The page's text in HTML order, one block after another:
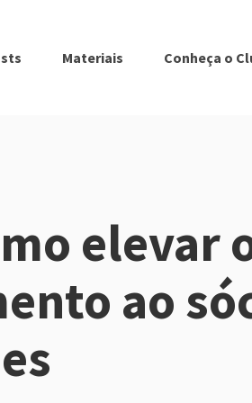
Materiais Conheça o
elevar
ao